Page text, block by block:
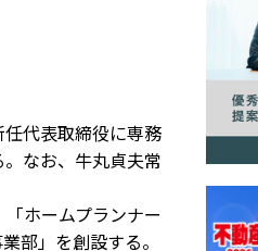
代表取締役に専務
なお、牛丸貞夫常
ホームプランナー
部」を創設する。